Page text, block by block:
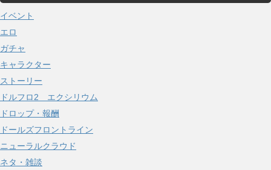
イ
ブ
イベント
エロ
ガチャ
キャラクター
ストーリー
ドルフロ2 エクシリウム
ドロップ・報酬
ドールズフロントライン
ニューラルクラウド
ネタ・雑談